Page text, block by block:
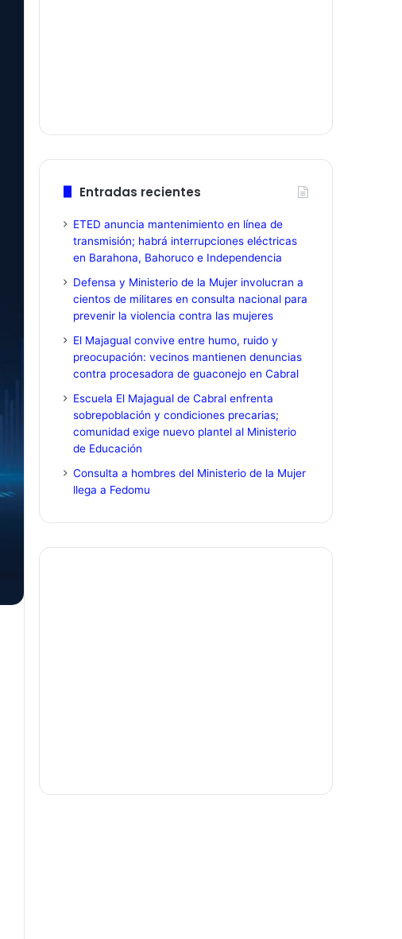
Entradas recientes
ETED anuncia mantenimiento en línea de
transmisión; habrá interrupciones eléctricas
en Barahona, Bahoruco e Independencia
Defensa y Ministerio de la Mujer involucran a
cientos de militares en consulta nacional para
prevenir la violencia contra las mujeres
El Majagual convive entre humo, ruido y
preocupación: vecinos mantienen denuncias
contra procesadora de guaconejo en Cabral
Escuela El Majagual de Cabral enfrenta
sobrepoblación y condiciones precarias;
comunidad exige nuevo plantel al Ministerio
de Educación
Consulta a hombres del Ministerio de la Mujer
llega a Fedomu